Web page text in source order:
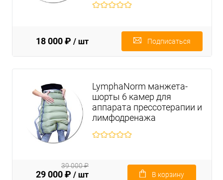
18 000 ₽ / шт Подписаться
LymphaNorm манжета-
шорты 6 камер для
аппарата прессотерапии и
лимфодренажа
29 000 ₽ / шт
39 000 ₽
В корзину